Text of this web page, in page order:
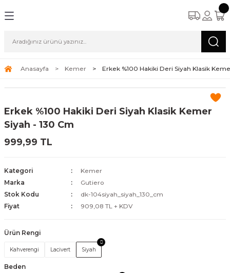
Anasayfa Kemer Erkek %100 Hakiki Deri Siyah Klasik
Erkek %100 Hakiki Deri Siyah Klasik Kemer
Siyah - 130 Cm
999,99 TL
Kategori
Kemer
Marka
Gutiero
Stok Kodu
dk-104siyah_siyah_130_cm
Fiyat
909,08 TL + KDV
Ürün Rengi
Kahverengi Lacivert Siyah
Beden